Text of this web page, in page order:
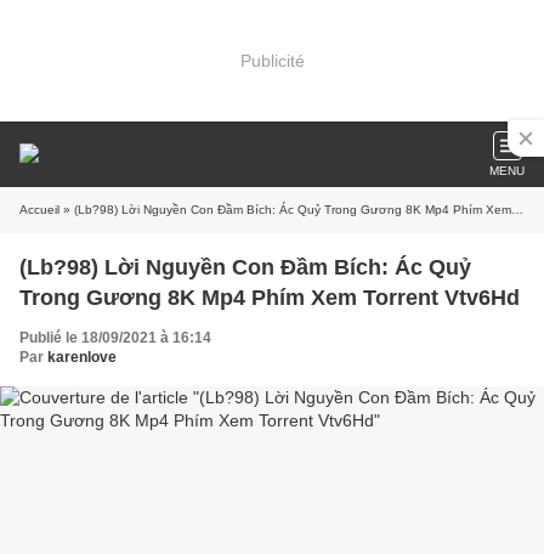
Publicité
MENU
Accueil » (Lb?98) Lời Nguyền Con Đầm Bích: Ác Quỷ Trong Gương 8K Mp4 Phím Xem Torrent Vtv6Hd
(Lb?98) Lời Nguyền Con Đầm Bích: Ác Quỷ
Trong Gương 8K Mp4 Phím Xem Torrent Vtv6Hd
Publié le 18/09/2021 à 16:14
Par karenlove